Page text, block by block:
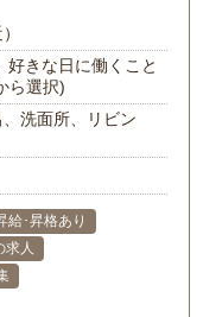
きな日に働くこと
ら選択)
洗面所、リビン
給･昇格あり
求人